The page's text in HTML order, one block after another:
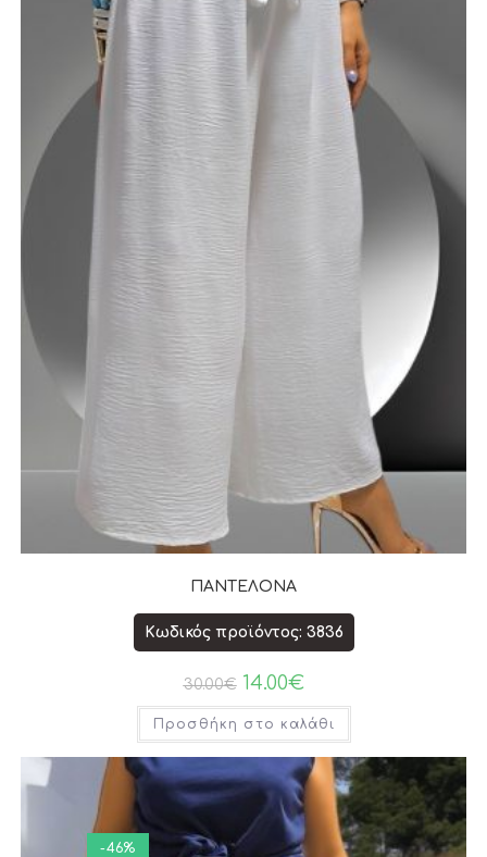
ΠΑΝΤΕΛΟΝΑ
Κωδικός προϊόντος: 3836
30.00€ 14.00€
Προσθήκη στο καλάθι
-46%